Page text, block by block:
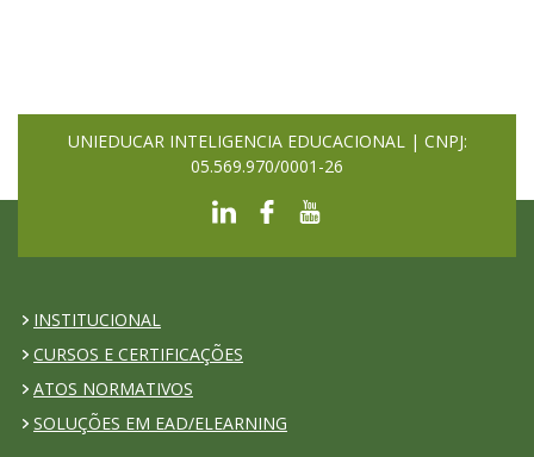
UNIEDUCAR INTELIGENCIA EDUCACIONAL | CNPJ:
05.569.970/0001-26
INSTITUCIONAL
CURSOS E CERTIFICAÇÕES
ATOS NORMATIVOS
SOLUÇÕES EM EAD/ELEARNING